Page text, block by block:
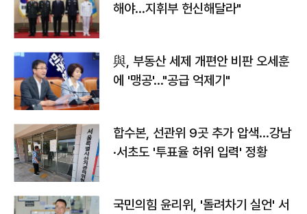
해야…지휘부 헌신해달라"
與, 부동산 세제 개편안 비판 오세훈
에 '맹공'…"공급 억제기"
합수본, 선관위 9곳 추가 압색…강남
·서초도 '투표율 허위 입력' 정황
국민의힘 윤리위, '돌려차기 실언' 서